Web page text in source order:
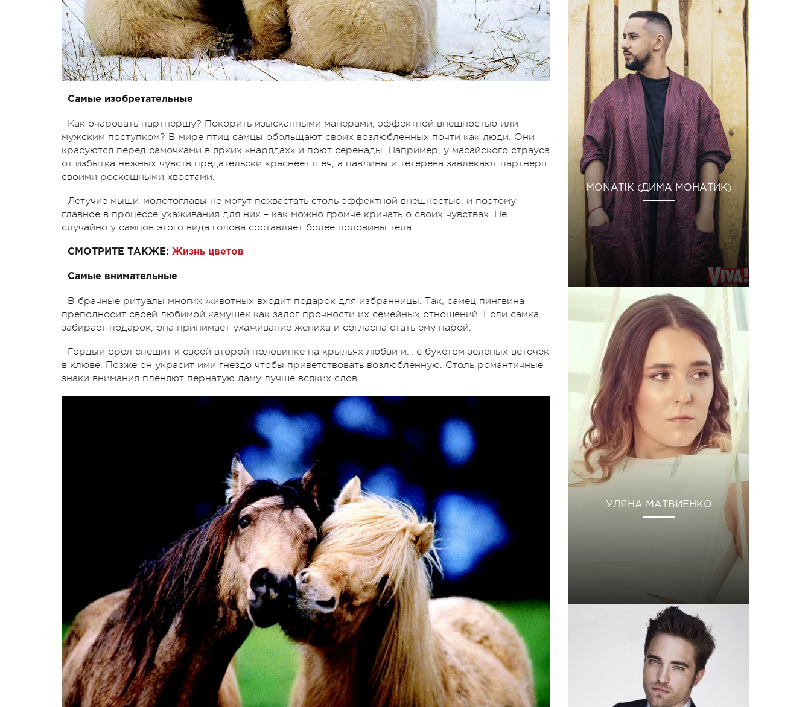
Самые изобретательные
Как очаровать партнершу? Покорить изысканными манерами, эффектной внешностью или
мужским поступком? В мире птиц самцы обольщают своих возлюбленных почти как люди. Они
красуются перед самочками в ярких «нарядах» и поют серенады. Например, у масайского страуса
от избытка нежных чувств предательски краснеет шея, а павлины и тетерева завлекают партнерш
своими роскошными хвостами.
Летучие мыши-молотоглавы не могут похвастать столь эффектной внешностью, и поэтому
главное в процессе ухаживания для них – как можно громче кричать о своих чувствах. Не
случайно у самцов этого вида голова составляет более половины тела.
СМОТРИТЕ ТАКЖЕ: Жизнь цветов
Самые внимательные
В брачные ритуалы многих животных входит подарок для избранницы. Так, самец пингвина
преподносит своей любимой камушек как залог прочности их семейных отношений. Если самка
забирает подарок, она принимает ухаживание жениха и согласна стать ему парой.
Гордый орел спешит к своей второй половинке на крыльях любви и… с букетом зеленых веточек
в клюве. Позже он украсит ими гнездо чтобы приветствовать возлюбленную. Столь романтичные
знаки внимания пленяют пернатую даму лучше всяких слов.
MONATIK (ДИМА МОНАТИК)
УЛЯНА МАТВИЕНКО